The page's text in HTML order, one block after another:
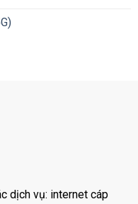
dịch vụ: internet cáp